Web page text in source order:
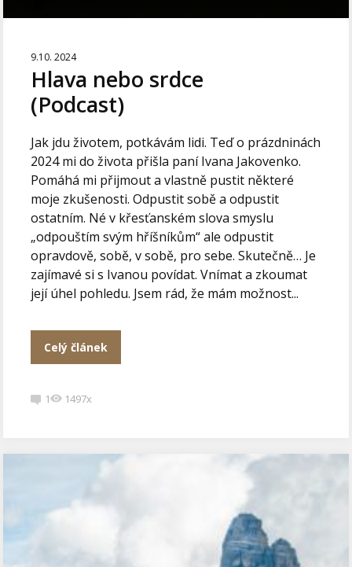
9.10. 2024
Hlava nebo srdce
(Podcast)
Jak jdu životem, potkávám lidi. Teď o prázdninách
2024 mi do života přišla paní Ivana Jakovenko.
Pomáhá mi přijmout a vlastně pustit některé
moje zkušenosti. Odpustit sobě a odpustit
ostatním. Né v křesťanském slova smyslu
„odpouštím svým hříšníkům“ ale odpustit
opravdově, sobě, v sobě, pro sebe. Skutečně… Je
zajímavé si s Ivanou povídat. Vnímat a zkoumat
její úhel pohledu. Jsem rád, že mám možnost...
Celý článek
1 1497x